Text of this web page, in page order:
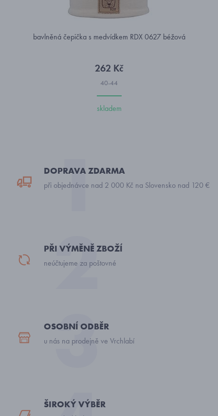
bavlněná čepička s medvídkem RDX 0627 béžová
262 Kč
40-44
skladem
DOPRAVA ZDARMA
při objednávce nad 2 000 Kč na Slovensko nad 120 €
PŘI VÝMĚNĚ ZBOŽÍ
neúčtujeme za poštovné
OSOBNÍ ODBĚR
u nás na prodejně ve Vrchlabí
ŠIROKÝ VÝBĚR